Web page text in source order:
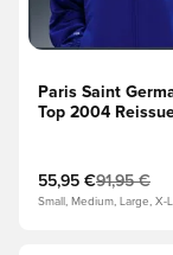
Paris Saint
Top 2004
EDICIÓN
55,95 €91,95 €
Small, Medium, Large, X-